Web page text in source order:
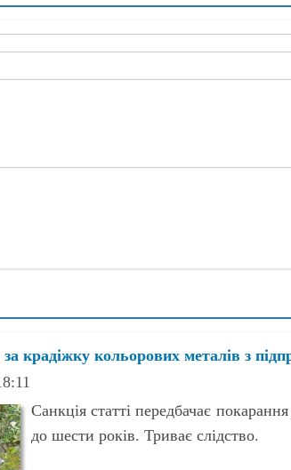
крадіжку кольорових металів з
Санкція статті передбачає
до шести років. Триває слідство.